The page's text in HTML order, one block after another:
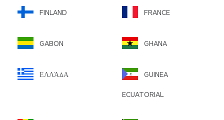
FINLAND FRANCE
GABON GHANA
ΕΛΛΆΔΑ GUINEA
ECUATORIAL